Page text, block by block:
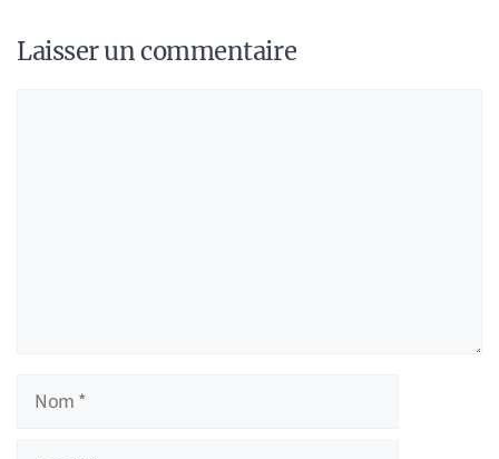
Laisser un commentaire
Nom